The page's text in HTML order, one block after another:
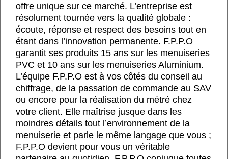
offre unique sur ce marché. L’entreprise est
résolument tournée vers la qualité globale :
écoute, réponse et respect des besoins tout en
étant dans l’innovation permanente. F.P.P.O
garantit ses produits 15 ans sur les menuiseries
PVC et 10 ans sur les menuiseries Aluminium.
L’équipe F.P.P.O est à vos côtés du conseil au
chiffrage, de la passation de commande au SAV
ou encore pour la réalisation du métré chez
votre client. Elle maîtrise jusque dans les
moindres détails tout l’environnement de la
menuiserie et parle le même langage que vous ;
F.P.P.O devient pour vous un véritable